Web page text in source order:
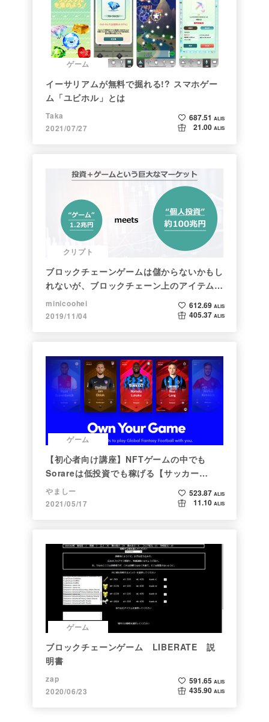
ゲーム
イーサリアムが無料で掘れる!? スマホゲー
ム「ユビホル」とは
Taka
2021/07/27
687.51 ALIS
21.00 ALIS
クリプト
ブロックチェーンゲームは儲からないかもし
れないが、ブロックチェーン上のアイテムは
新しい形の投資になる。(読了:５分)
minicoohei
2019/11/04
612.69 ALIS
405.37 ALIS
ゲーム
【初心者向け講座】NFTゲームの中でも
Sorareは低投資でも稼げる【サッカー
×NFT×BCG】
やましー
2021/05/17
523.87 ALIS
11.10 ALIS
ゲーム
ブロックチェーンゲーム LIBERATE 説
明書
zap
2020/06/23
591.65 ALIS
435.90 ALIS